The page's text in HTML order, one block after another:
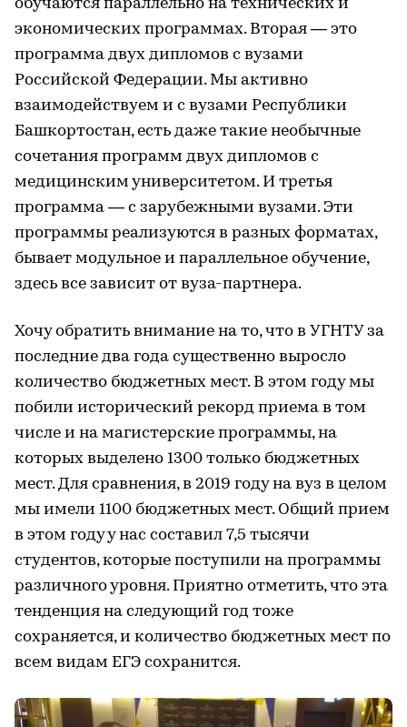
обучаются параллельно на технических и
экономических программах. Вторая — это
программа двух дипломов с вузами
Российской Федерации. Мы активно
взаимодействуем и с вузами Республики
Башкортостан, есть даже такие необычные
сочетания программ двух дипломов с
медицинским университетом. И третья
программа — с зарубежными вузами. Эти
программы реализуются в разных форматах,
бывает модульное и параллельное обучение,
здесь все зависит от вуза-партнера.
Хочу обратить внимание на то, что в УГНТУ за
последние два года существенно выросло
количество бюджетных мест. В этом году мы
побили исторический рекорд приема в том
числе и на магистерские программы, на
которых выделено 1300 только бюджетных
мест. Для сравнения, в 2019 году на вуз в целом
мы имели 1100 бюджетных мест. Общий прием
в этом году у нас составил 7,5 тысячи
студентов, которые поступили на программы
различного уровня. Приятно отметить, что эта
тенденция на следующий год тоже
сохраняется, и количество бюджетных мест по
всем видам ЕГЭ сохранится.